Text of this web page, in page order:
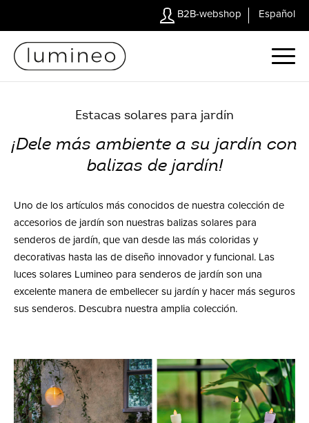
B2B-webshop Español
Estacas solares para jardín
¡Dele más ambiente a su jardín con
balizas de jardín!
Uno de los artículos más conocidos de nuestra colección de
accesorios de jardín son nuestras balizas solares para
senderos de jardín, que van desde las más coloridas y
decorativas hasta las de diseño innovador y funcional. Las
luces solares Lumineo para senderos de jardín son una
excelente manera de embellecer su jardín y hacer más seguros
sus senderos. Descubra nuestra amplia colección.